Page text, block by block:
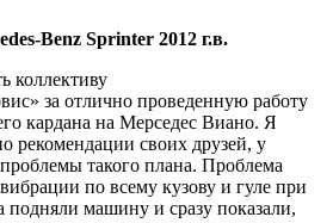
Benz Sprinter 2012 г.в.
коллективу
за отлично проведенную работу
кардана на Мерседес Виано. Я
рекомендации своих друзей, у
такого плана. Проблема
по всему кузову и гуле при
подняли машину и сразу показали,